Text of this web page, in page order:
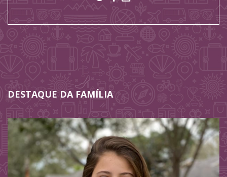
DESTAQUE DA FAMÍLIA